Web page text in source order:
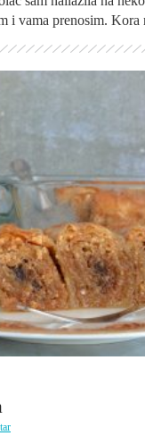
i vama prenosim. Kora